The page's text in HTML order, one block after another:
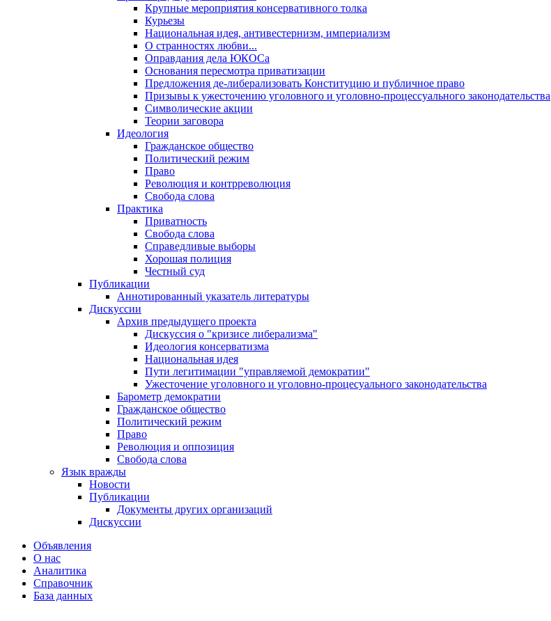
Крупные мероприятия консервативного толка
Курьезы
Национальная идея, антивестернизм, империализм
О странностях любви...
Оправдания дела ЮКОСа
Основания пересмотра приватизации
Предложения де-либерализовать Конституцию и публичное право
Призывы к ужесточению уголовного и уголовно-процессуального законодательства
Символические акции
Теории заговора
Идеология
Гражданское общество
Политический режим
Право
Революция и контрреволюция
Свобода слова
Практика
Приватность
Свобода слова
Справедливые выборы
Хорошая полиция
Честный суд
Публикации
Аннотированный указатель литературы
Дискуссии
Архив предыдущего проекта
Дискуссия о "кризисе либерализма"
Идеология консерватизма
Национальная идея
Пути легитимации "управляемой демократии"
Ужесточение уголовного и уголовно-процесуального законодательства
Барометр демократии
Гражданское общество
Политический режим
Право
Революция и оппозиция
Свобода слова
Язык вражды
Новости
Публикации
Документы других организаций
Дискуссии
Объявления
О нас
Аналитика
Справочник
База данных